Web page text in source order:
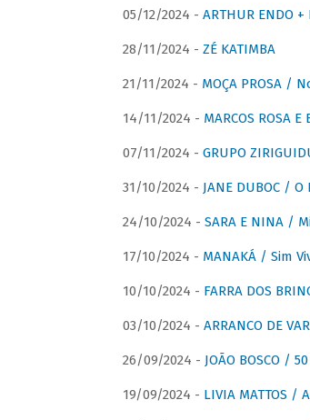
05/12/2024 - ARTHUR ENDO
28/11/2024 - ZÉ KATIMBA
21/11/2024 - MOÇA PROSA /
14/11/2024 - MARCOS ROSA
07/11/2024 - GRUPO
31/10/2024 - JANE DUBOC /
24/10/2024 - SARA E NINA /
17/10/2024 - MANAKÁ / Sim
10/10/2024 - FARRA DOS
03/10/2024 - ARRANCO DE
26/09/2024 - JOÃO BOSCO /
19/09/2024 - LIVIA MATTOS /